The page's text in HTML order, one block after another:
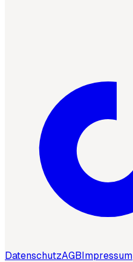
DatenschutzAGBImpressum